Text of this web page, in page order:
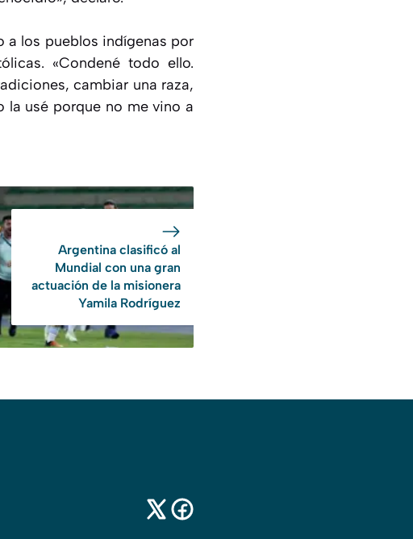
a los pueblos indígenas por
«Condené todo ello.
cambiar una raza,
la usé porque no me vino a
Argentina clasificó al
Mundial con una gran
actuación de la misionera
Yamila Rodríguez